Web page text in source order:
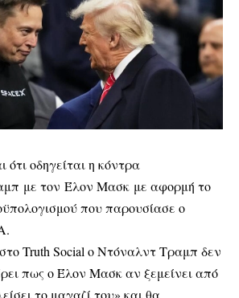
οδηγείται η κόντρα
με τον Έλον Μασκ με αφορμή το
που παρουσίασε ο
Truth Social ο Ντόναλντ Τραμπ δεν
πως ο Έλον Μασκ αν ξεμείνει από
το μαγαζί του» και θα